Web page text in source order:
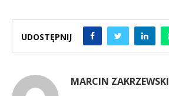
UDOSTĘPNIJ
MARCIN ZAKRZEWSKI